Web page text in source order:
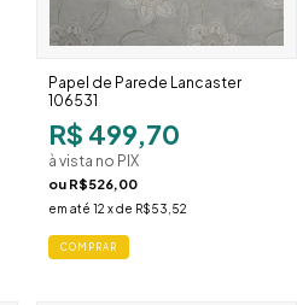
Papel de Parede Lancaster
106531
R$ 499,70
à vista no PIX
ou R$526,00
em até 12 x de R$53,52
COMPRAR